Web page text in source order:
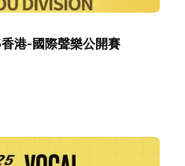
港-國際聲樂公開賽